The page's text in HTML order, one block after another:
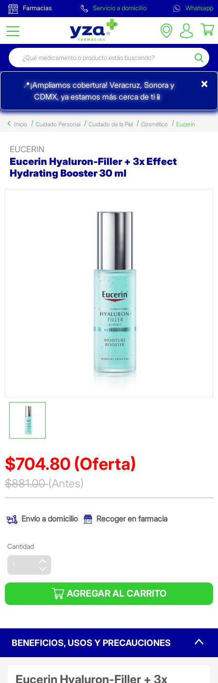
Farmacias Servicio a domicilio Whatsapp
📍¡Ampliamos cobertura! Veracruz, Sonora y
CDMX, ya estamos más cerca de ti📱
×
Inicio Cuidado Personal Cuidado de la Piel Cosmético Eucerin
EUCERIN
Eucerin Hyaluron-Filler + 3x Effect
Hydrating Booster 30 ml
$704.80 (Oferta)
Precio reducido de
$881.00(Antes)
Envío a domicilio Recoger en farmacia
Cantidad
AGREGAR AL CARRITO
BENEFICIOS, USOS Y PRECAUCIONES
Eucerin Hyaluron-Filler + 3x